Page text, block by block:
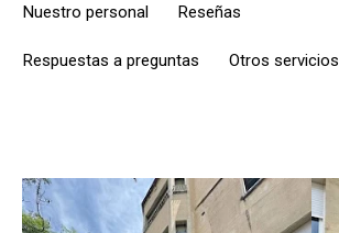
Nuestro personal Reseñas
Respuestas a preguntas Otros servicios